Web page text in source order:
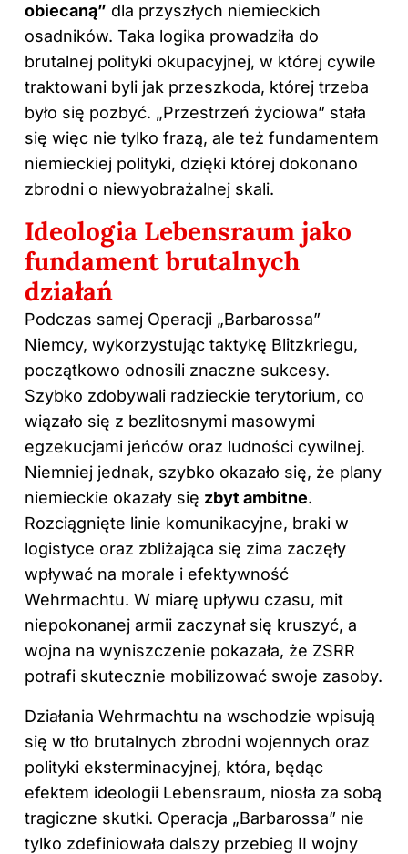
obiecaną” dla przyszłych niemieckich
osadników. Taka logika prowadziła do
brutalnej polityki okupacyjnej, w której cywile
traktowani byli jak przeszkoda, której trzeba
było się pozbyć. „Przestrzeń życiowa” stała
się więc nie tylko frazą, ale też fundamentem
niemieckiej polityki, dzięki której dokonano
zbrodni o niewyobrażalnej skali.
Ideologia Lebensraum jako
fundament brutalnych
działań
Podczas samej Operacji „Barbarossa”
Niemcy, wykorzystując taktykę Blitzkriegu,
początkowo odnosili znaczne sukcesy.
Szybko zdobywali radzieckie terytorium, co
wiązało się z bezlitosnymi masowymi
egzekucjami jeńców oraz ludności cywilnej.
Niemniej jednak, szybko okazało się, że plany
niemieckie okazały się zbyt ambitne.
Rozciągnięte linie komunikacyjne, braki w
logistyce oraz zbliżająca się zima zaczęły
wpływać na morale i efektywność
Wehrmachtu. W miarę upływu czasu, mit
niepokonanej armii zaczynał się kruszyć, a
wojna na wyniszczenie pokazała, że ZSRR
potrafi skutecznie mobilizować swoje zasoby.
Działania Wehrmachtu na wschodzie wpisują
się w tło brutalnych zbrodni wojennych oraz
polityki eksterminacyjnej, która, będąc
efektem ideologii Lebensraum, niosła za sobą
tragiczne skutki. Operacja „Barbarossa” nie
tylko zdefiniowała dalszy przebieg II wojny